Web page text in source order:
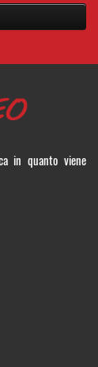
in quanto viene